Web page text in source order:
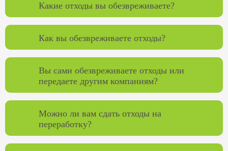
Какие отходы вы обезвреживаете?
Как вы обезвреживаете отходы?
Вы сами обезвреживаете отходы или
передаете другим компаниям?
Можно ли вам сдать отходы на
переработку?